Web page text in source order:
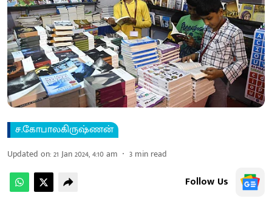
ச.கோபாலகிருஷ்ணன்
Updated on:21 Jan 2024, 4:10 am 3 min read
Follow Us